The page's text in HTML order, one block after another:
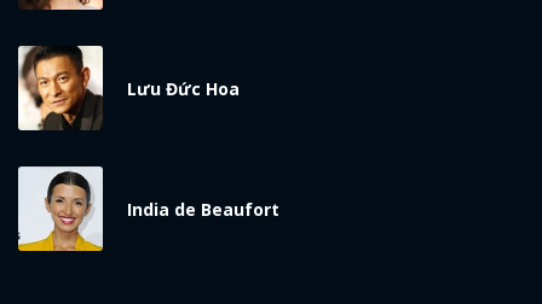
Lưu Đức Hoa
India de Beaufort